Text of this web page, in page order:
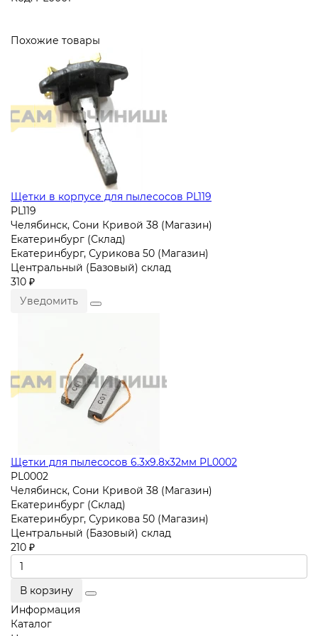
Похожие товары
Щетки в корпусе для пылесосов PL119
PL119
Челябинск, Сони Кривой 38 (Магазин)
Екатеринбург (Склад)
Екатеринбург, Сурикова 50 (Магазин)
Центральный (Базовый) склад
310 ₽
Уведомить
Щетки для пылесосов 6.3x9.8x32мм PL0002
PL0002
Челябинск, Сони Кривой 38 (Магазин)
Екатеринбург (Склад)
Екатеринбург, Сурикова 50 (Магазин)
Центральный (Базовый) склад
210 ₽
В корзину
Информация
Каталог